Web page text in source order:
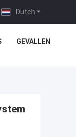
Dutch
GEVALLEN